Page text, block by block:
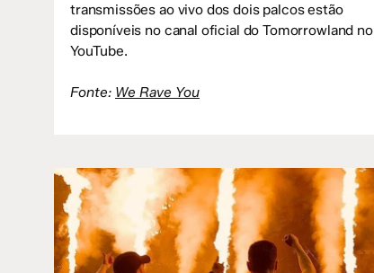
transmissões ao vivo dos dois palcos estão
disponíveis no canal oficial do Tomorrowland no
YouTube.
Fonte: We Rave You